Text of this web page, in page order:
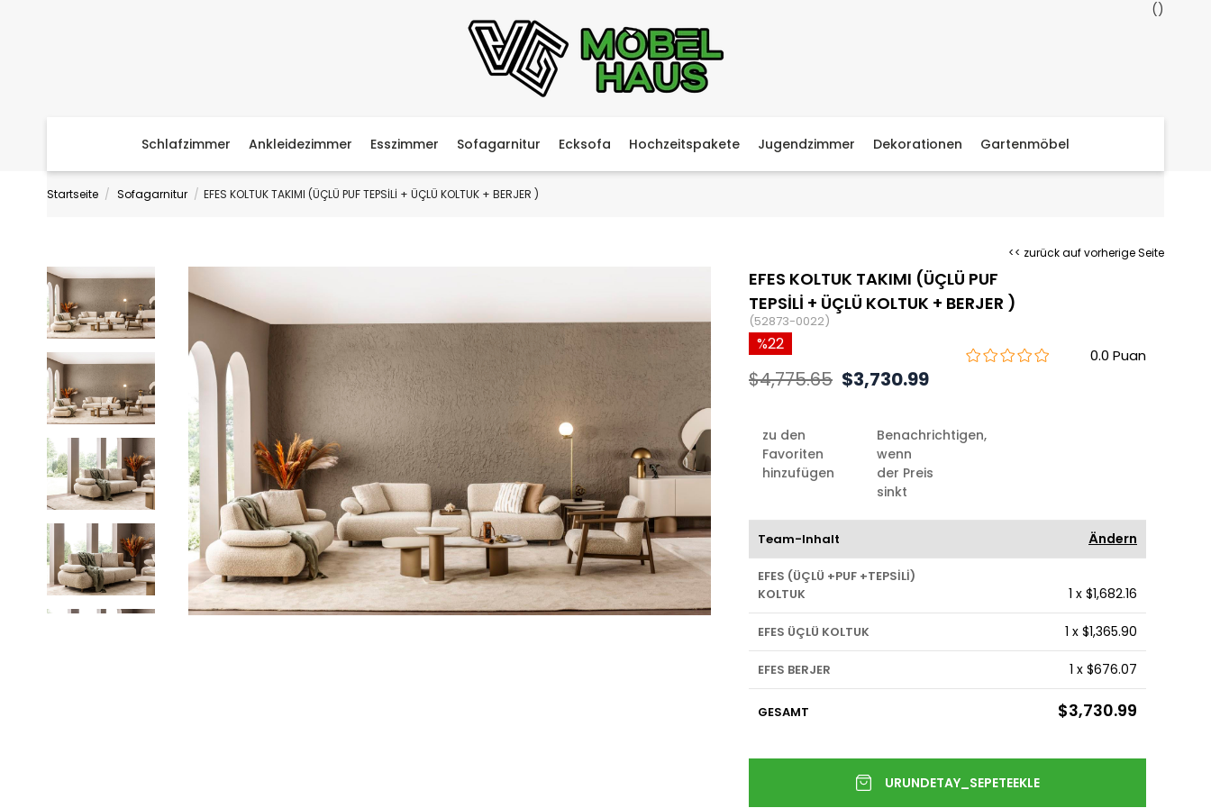
Schlafzimmer Ankleidezimmer Esszimmer Sofagarnitur Ecksofa Hochzeitspakete Jugendzimmer Dekorationen Gartenmöbel
Startseite Sofagarnitur EFES KOLTUK TAKIMI (ÜÇLÜ PUF TEPSİLİ + ÜÇLÜ KOLTUK + BERJER )
<< zurück auf vorherige Seite
EFES KOLTUK TAKIMI (ÜÇLÜ PUF
TEPSİLİ + ÜÇLÜ KOLTUK + BERJER )
(52873-0022)
0.0
22
$4,775.65 $3,730.99
zu den
Favoriten
hinzufügen
Benachrichtigen,
wenn
der Preis
sinkt
Team-Inhalt Ändern
EFES (ÜÇLÜ +PUF +TEPSİLİ)
KOLTUK
1 x $1,682.16
EFES ÜÇLÜ KOLTUK 1 x $1,365.90
EFES BERJER 1 x $676.07
GESAMT $3,730.99